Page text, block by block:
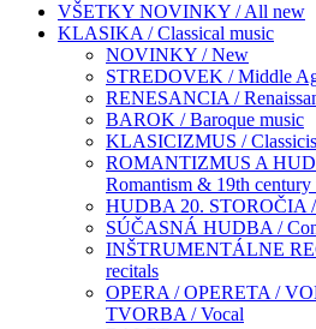
VŠETKY NOVINKY / All new
KLASIKA / Classical music
NOVINKY / New
STREDOVEK / Middle
RENESANCIA /
BAROK / Baroque music
KLASICIZMUS /
ROMANTIZMUS A
Romantism & 19th century
HUDBA 20. STOROČIA /
SÚČASNÁ HUDBA /
INŠTRUMENTÁLNE
recitals
OPERA / OPERETA /
TVORBA / Vocal